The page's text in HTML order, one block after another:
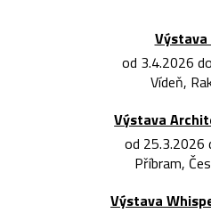
Výstava
od 3.4.2026
Vídeň,
Výstava
od 25.3.2026
Příbram,
Výstava